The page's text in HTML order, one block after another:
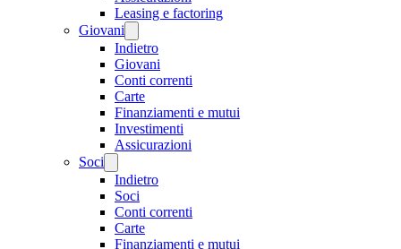
Leasing e factoring
Giovani
Indietro
Giovani
Conti correnti
Carte
Finanziamenti e mutui
Investimenti
Assicurazioni
Soci
Indietro
Soci
Conti correnti
Carte
Finanziamenti e mutui